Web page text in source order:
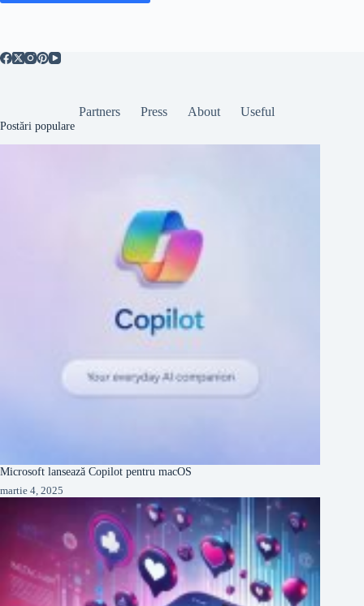
Partners Press About Useful
Postări populare
Microsoft lansează Copilot pentru macOS
martie 4, 2025